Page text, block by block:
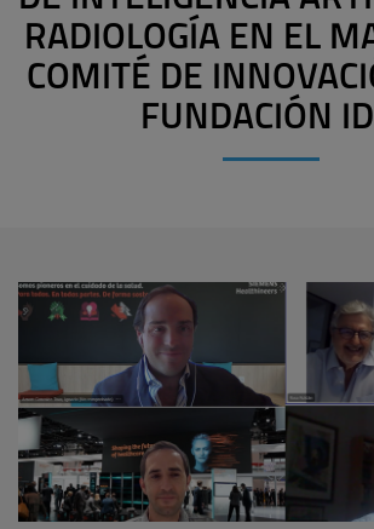
RADIOLOGÍA EN EL
COMITÉ DE
FUNDACIÓN